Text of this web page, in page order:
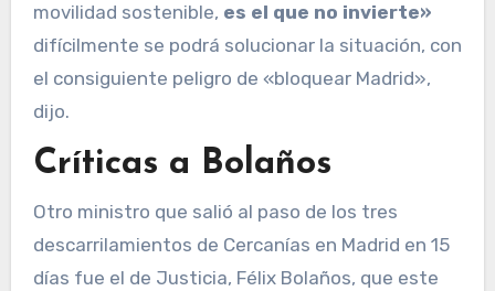
movilidad sostenible, es el que no invierte»
difícilmente se podrá solucionar la situación, con
el consiguiente peligro de «bloquear Madrid»,
dijo.
Críticas a Bolaños
Otro ministro que salió al paso de los tres
descarrilamientos de Cercanías en Madrid en 15
días fue el de Justicia, Félix Bolaños, que este